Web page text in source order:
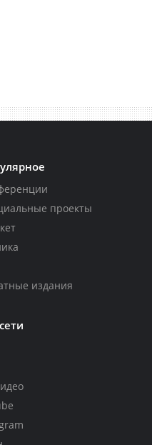
проекты
издания